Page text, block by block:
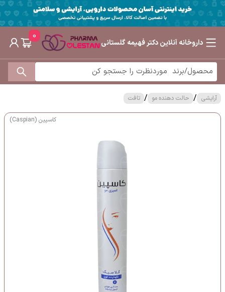
داروخانه آنلاین دکتر فهیمه گلستانی
0
آرایشی / حالت دهنده مو / تافت
کاسپین (Caspian)